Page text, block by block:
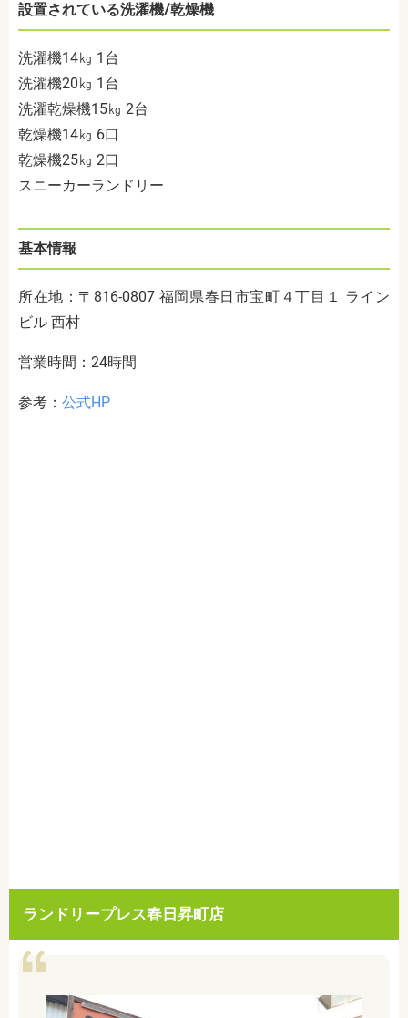
設置されている洗濯機/乾燥機
洗濯機14㎏ 1台
洗濯機20㎏ 1台
洗濯乾燥機15㎏ 2台
乾燥機14㎏ 6口
乾燥機25㎏ 2口
スニーカーランドリー
基本情報
所在地：〒816-0807 福岡県春日市宝町４丁目１ ライン
ビル 西村
営業時間：24時間
参考： 公式HP
ランドリープレス春日昇町店